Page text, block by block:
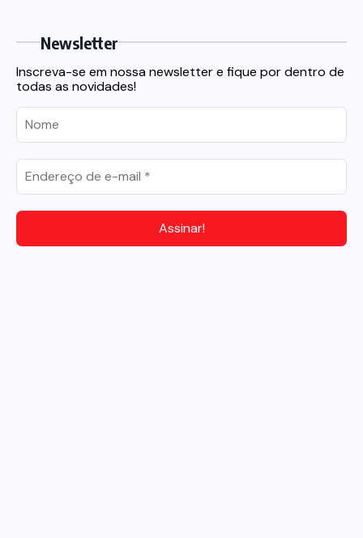
Newsletter
Inscreva-se em nossa newsletter e fique por dentro de
todas as novidades!